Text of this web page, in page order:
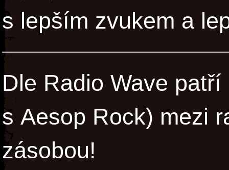
s lepším zvukem a
Dle Radio Wave
s Aesop Rock) mezi
zásobou!